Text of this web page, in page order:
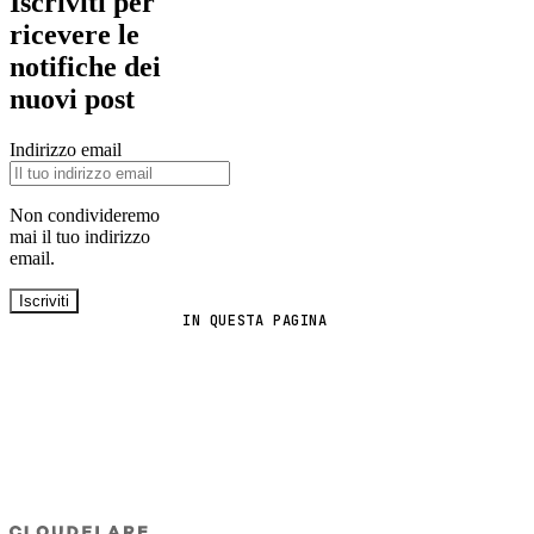
IN QUESTA PAGINA
ricevere le
notifiche dei
nuovi post
Indirizzo email
Non condivideremo
mai il tuo indirizzo
email.
Iscriviti